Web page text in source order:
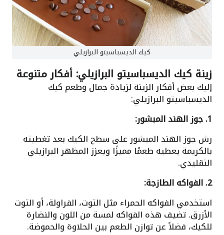
كيك الديسباسيتو البرازيلي
زينة كيك الديسباسيتو البرازيلي: أفكار متنوعة
إليك بعض أفكار الزينة لزيادة جمال وطعم كيك
الديسباسيتو البرازيلي:
1. جوز الهند المبشور:
رش جوز الهند المبشور على سطح الكيك بعد تغطيته
بالكريمة يعطيه طعمًا مميزًا ويعزز المظهر البرازيلي
التقليدي.
2. الفواكه الطازجة:
استخدمي الفواكه الحمراء مثل التوت، الفراولة، أو التوت
الأزرق. تضيف هذه الفواكه لمسة من اللون والنضارة
للكيك، فضلاً عن توازن الطعم بين الحلاوة والحموضة.